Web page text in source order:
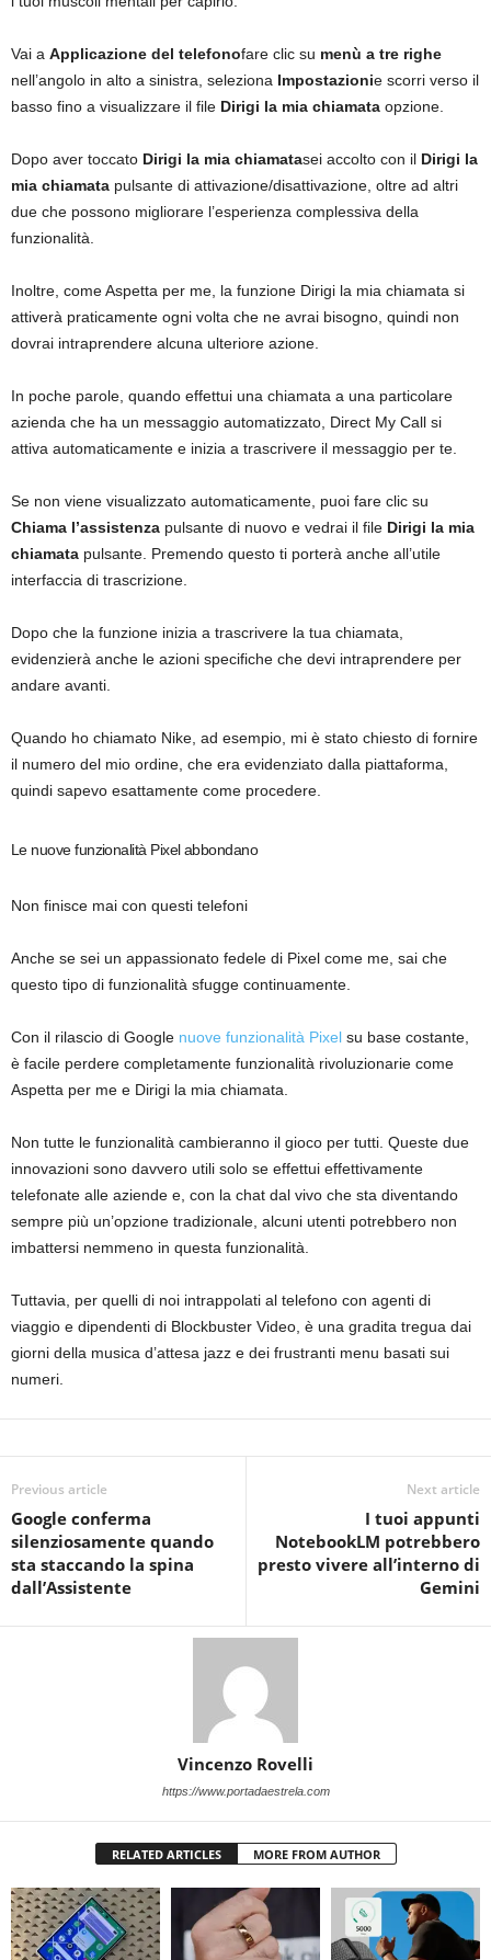
Vai a Applicazione del telefonofare clic su menù a tre righe
nell’angolo in alto a sinistra, seleziona Impostazionie scorri verso il
basso fino a visualizzare il file Dirigi la mia chiamata opzione.
Dopo aver toccato Dirigi la mia chiamatasei accolto con il Dirigi la
mia chiamata pulsante di attivazione/disattivazione, oltre ad altri
due che possono migliorare l’esperienza complessiva della
funzionalità.
Inoltre, come Aspetta per me, la funzione Dirigi la mia chiamata si
attiverà praticamente ogni volta che ne avrai bisogno, quindi non
dovrai intraprendere alcuna ulteriore azione.
In poche parole, quando effettui una chiamata a una particolare
azienda che ha un messaggio automatizzato, Direct My Call si
attiva automaticamente e inizia a trascrivere il messaggio per te.
Se non viene visualizzato automaticamente, puoi fare clic su
Chiama l’assistenza pulsante di nuovo e vedrai il file Dirigi la mia
chiamata pulsante. Premendo questo ti porterà anche all’utile
interfaccia di trascrizione.
Dopo che la funzione inizia a trascrivere la tua chiamata,
evidenzierà anche le azioni specifiche che devi intraprendere per
andare avanti.
Quando ho chiamato Nike, ad esempio, mi è stato chiesto di fornire
il numero del mio ordine, che era evidenziato dalla piattaforma,
quindi sapevo esattamente come procedere.
Le nuove funzionalità Pixel abbondano
Non finisce mai con questi telefoni
Anche se sei un appassionato fedele di Pixel come me, sai che
questo tipo di funzionalità sfugge continuamente.
Con il rilascio di Google nuove funzionalità Pixel su base costante,
è facile perdere completamente funzionalità rivoluzionarie come
Aspetta per me e Dirigi la mia chiamata.
Non tutte le funzionalità cambieranno il gioco per tutti. Queste due
innovazioni sono davvero utili solo se effettui effettivamente
telefonate alle aziende e, con la chat dal vivo che sta diventando
sempre più un’opzione tradizionale, alcuni utenti potrebbero non
imbattersi nemmeno in questa funzionalità.
Tuttavia, per quelli di noi intrappolati al telefono con agenti di
viaggio e dipendenti di Blockbuster Video, è una gradita tregua dai
giorni della musica d’attesa jazz e dei frustranti menu basati sui
numeri.
Previous article
Google conferma
silenziosamente quando
sta staccando la spina
dall’Assistente
Next article
I tuoi appunti
NotebookLM potrebbero
presto vivere all’interno di
Gemini
Vincenzo Rovelli
https://www.portadaestrela.com
RELATED ARTICLES MORE FROM AUTHOR